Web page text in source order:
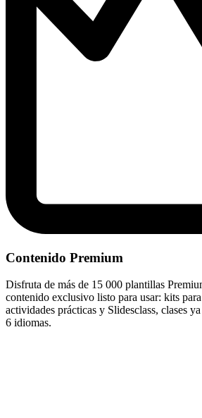
Contenido Premium
Disfruta de más de 15 000 plantillas
contenido exclusivo listo para usar: kits
actividades prácticas y Slidesclass, clases
6 idiomas.